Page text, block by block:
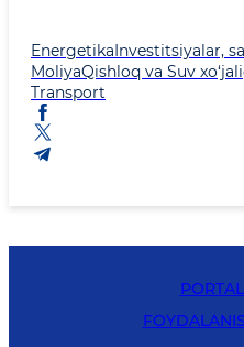
EnergetikaInvestitsiyalar,
MoliyaQishloq va Suv
Transport